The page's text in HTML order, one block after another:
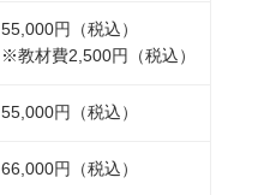
55,000円（税込）
※教材費2,500円（税込）
55,000円（税込）
66,000円（税込）